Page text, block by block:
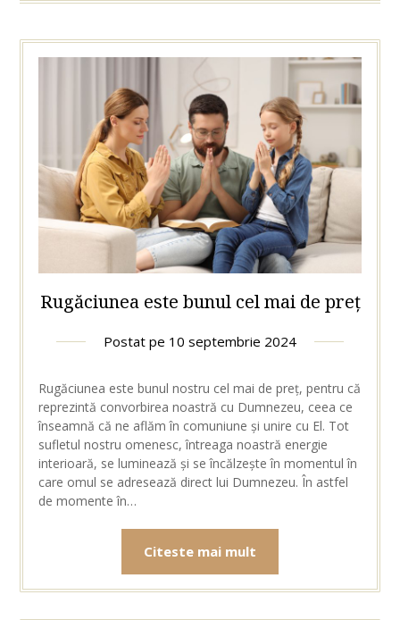
Rugăciunea este bunul cel mai de preț
Postat pe 10 septembrie 2024
Rugăciunea este bunul nostru cel mai de preț, pentru că
reprezintă convorbirea noastră cu Dumnezeu, ceea ce
înseamnă că ne aflăm în comuniune și unire cu El. Tot
sufletul nostru omenesc, întreaga noastră energie
interioară, se luminează și se încălzește în momentul în
care omul se adresează direct lui Dumnezeu. În astfel
de momente în…
Citeste mai mult